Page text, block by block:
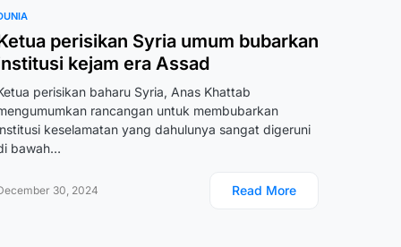
perisikan Syria umum bubarkan
kejam era Assad
perisikan baharu Syria, Anas Khattab
rancangan untuk membubarkan
keselamatan yang dahulunya sangat digeruni
bawah…
30, 2024 Read More